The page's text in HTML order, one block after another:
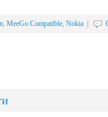
, MeeGo Compatible, Nokia